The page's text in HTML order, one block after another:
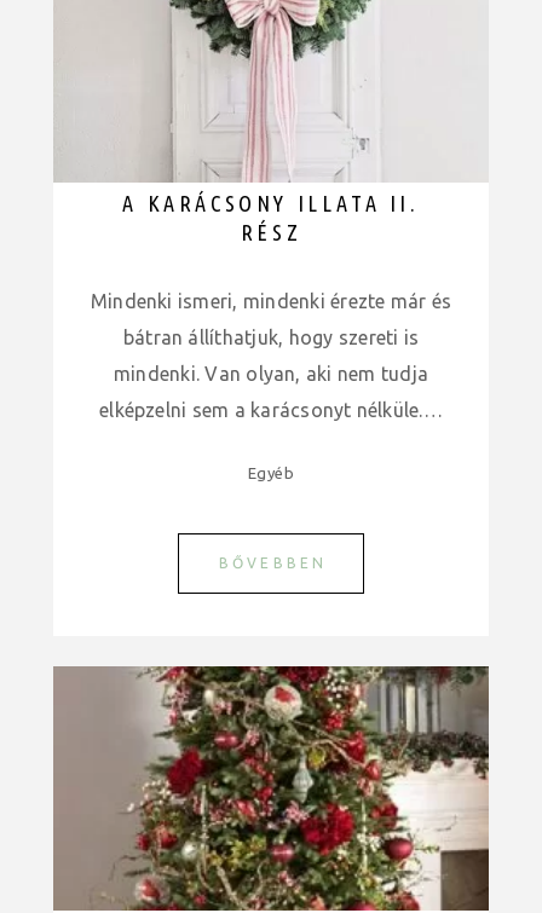
A KARÁCSONY ILLATA II.
RÉSZ
Mindenki ismeri, mindenki érezte már és
bátran állíthatjuk, hogy szereti is
mindenki. Van olyan, aki nem tudja
elképzelni sem a karácsonyt nélküle.…
Egyéb
BŐVEBBEN